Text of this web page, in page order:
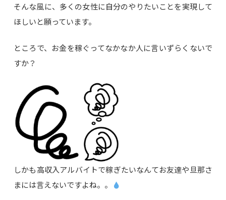
そんな風に、多くの女性に自分のやりたいことを実現して
ほしいと願っています。
ところで、お金を稼ぐってなかなか人に言いずらくないで
すか？
しかも高収入アルバイトで稼ぎたいなんてお友達や旦那さ
まには言えないですよね。。